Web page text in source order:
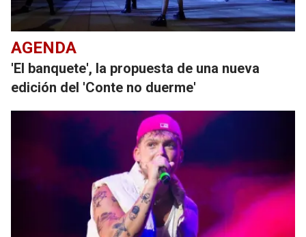
AGENDA
'El banquete', la propuesta de una nueva
edición del 'Conte no duerme'